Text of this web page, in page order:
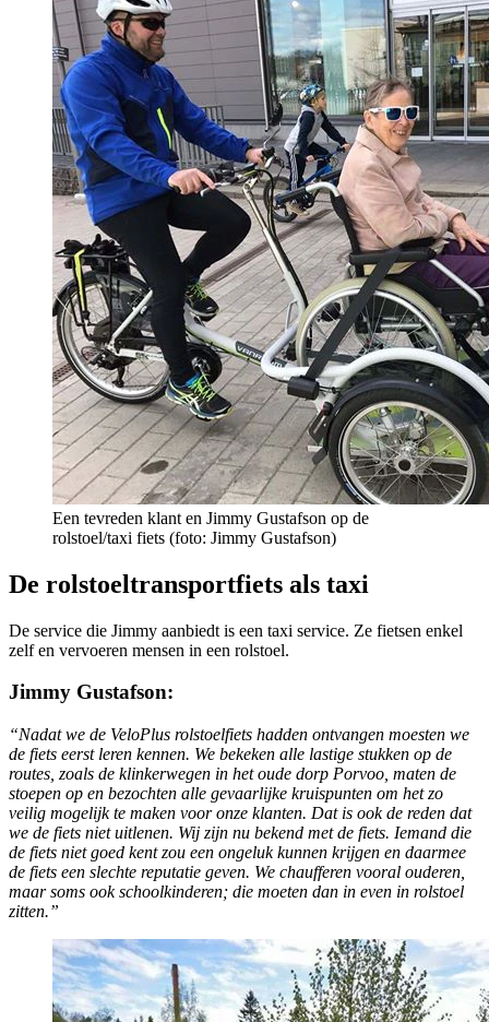
Een tevreden klant en Jimmy Gustafson op de
rolstoel/taxi fiets (foto: Jimmy Gustafson)
De rolstoeltransportfiets als taxi
De service die Jimmy aanbiedt is een taxi service. Ze fietsen enkel
zelf en vervoeren mensen in een rolstoel.
Jimmy Gustafson:
“Nadat we de VeloPlus rolstoelfiets hadden ontvangen moesten we
de fiets eerst leren kennen. We bekeken alle lastige stukken op de
routes, zoals de klinkerwegen in het oude dorp Porvoo, maten de
stoepen op en bezochten alle gevaarlijke kruispunten om het zo
veilig mogelijk te maken voor onze klanten. Dat is ook de reden dat
we de fiets niet uitlenen. Wij zijn nu bekend met de fiets. Iemand die
de fiets niet goed kent zou een ongeluk kunnen krijgen en daarmee
de fiets een slechte reputatie geven. We chaufferen vooral ouderen,
maar soms ook schoolkinderen; die moeten dan in even in rolstoel
zitten.”